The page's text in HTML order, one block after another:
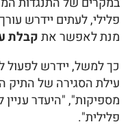
פלילי, לעתים יידרש
מנת לאפשר אתקבלת
כך למשל, יידרש לפעול
עילת הסגירה של התיק
מספיקות", "היעדר
פלילית".